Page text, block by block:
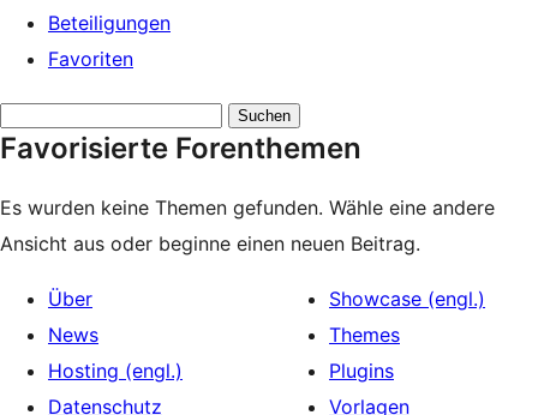
Beteiligungen
Favoriten
suchen:
Favorisierte Forenthemen
Es wurden keine Themen gefunden. Wähle eine andere
Ansicht aus oder beginne einen neuen Beitrag.
Über
News
Hosting (engl.)
Datenschutz
Showcase (engl.)
Themes
Plugins
Vorlagen